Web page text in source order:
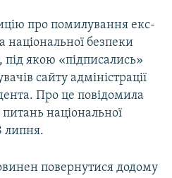
про помилування екс-
національної безпеки
якою «підписались»
сайту адміністрації
Про це повідомила
національної
липня.
повернутися додому